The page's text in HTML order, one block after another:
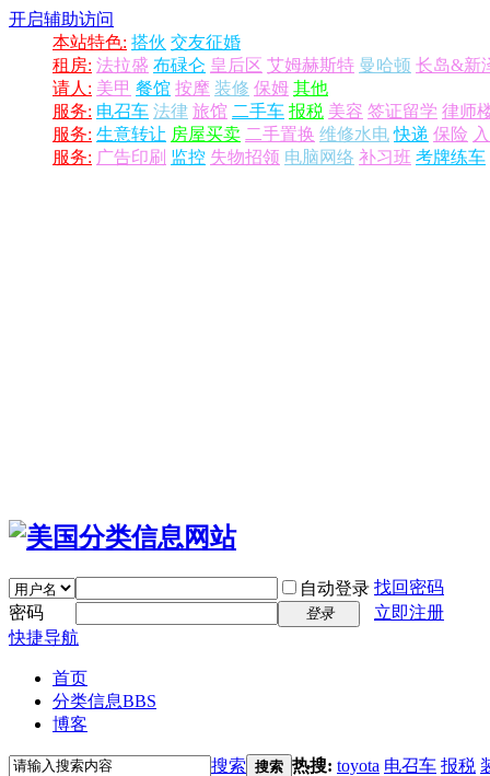
开启辅助访问
本站特色: 搭伙 交友征婚
租房: 法拉盛 布碌仑 皇后区 艾姆赫斯特 曼哈顿 长岛&新
请人: 美甲 餐馆 按摩 装修 保姆 其他
服务: 电召车 法律 旅馆 二手车 报税 美容 签证留学 律师
服务: 生意转让 房屋买卖 二手置换 维修水电 快递 保险
服务: 广告印刷 监控 失物招领 电脑网络 补习班 考牌练车
自动登录 找回密码
密码
登录
立即注册
快捷导航
首页
分类信息BBS
博客
搜索 搜索 热搜: toyota 电召车 报税